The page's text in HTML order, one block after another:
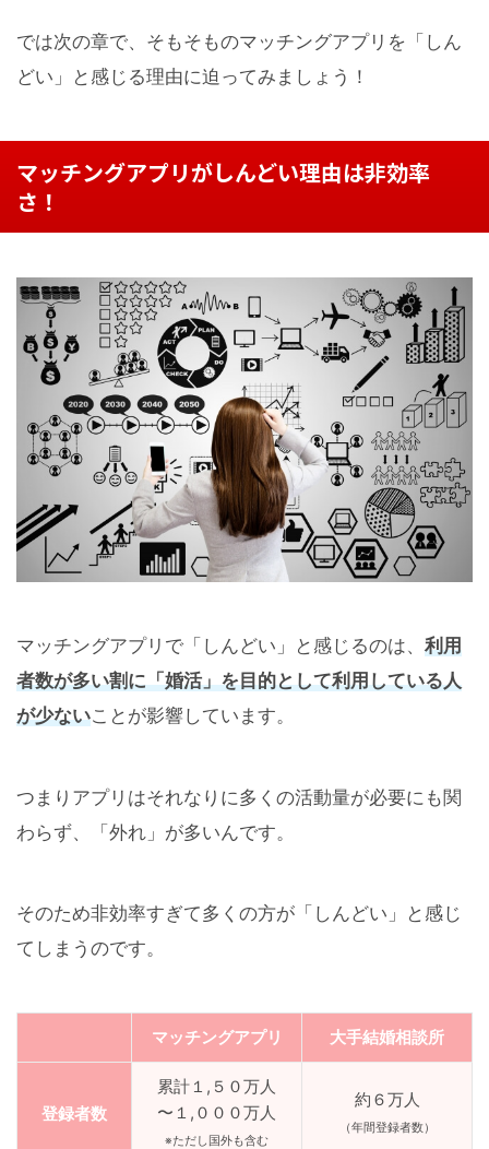
では次の章で、そもそものマッチングアプリを「しん
どい」と感じる理由に迫ってみましょう！
マッチングアプリがしんどい理由は非効率
さ！
マッチングアプリで「しんどい」と感じるのは、 利用
者数が多い割に「婚活」を目的として利用している人
が少ないことが影響しています。
つまりアプリはそれなりに多くの活動量が必要にも関
わらず、「外れ」が多いんです。
そのため非効率すぎて多くの方が「しんどい」と感じ
てしまうのです。
マッチングアプリ 大手結婚相談所
登録者数
累計１,５０万人
〜１,０００万人
※ただし国外も含む
約６万人
（年間登録者数）